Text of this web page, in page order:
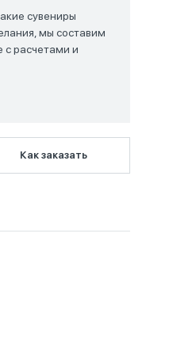
сувениры
мы составим
расчетами и
Как заказать